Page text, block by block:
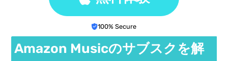
100% Secure
Amazon Musicのサブスクを解